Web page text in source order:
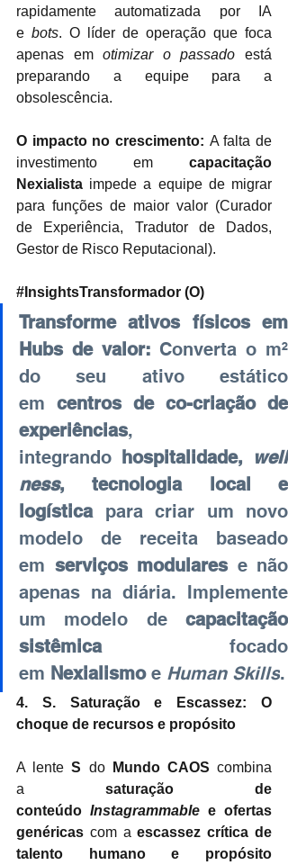
rapidamente automatizada por IA
e bots. O líder de operação que foca
apenas em otimizar o passado está
preparando a equipe para a
obsolescência.
O impacto no crescimento: A falta de
investimento em capacitação
Nexialista impede a equipe de migrar
para funções de maior valor (Curador
de Experiência, Tradutor de Dados,
Gestor de Risco Reputacional).
#InsightsTransformador (O)
Transforme ativos físicos em
Hubs de valor: Converta o m²
do seu ativo estático
em centros de co-criação de
experiências,
integrando hospitalidade,
well
ness, tecnologia local e
logística
para criar um novo
modelo de receita baseado
em serviços modulares e não
apenas na diária. Implemente
um modelo de
capacitação
sistêmica
focado
em Nexialismo e Human Skills.
4. S. Saturação e Escassez: O
choque de recursos e propósito
A lente S do Mundo CAOS combina
a
saturação de
conteúdo Instagrammable e ofertas
genéricas com a escassez crítica de
talento humano e propósito